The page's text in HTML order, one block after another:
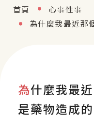
首頁
心事性事
為什麼我最近那
為什麼我最近那個不行了❌是不
是藥物造成的